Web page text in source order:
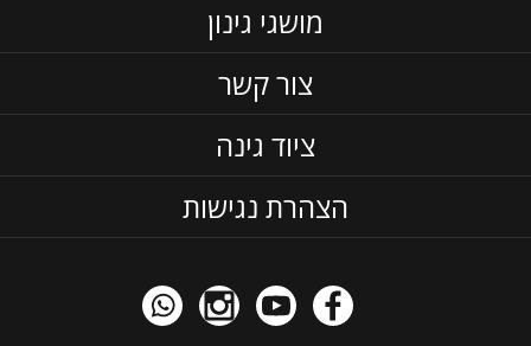
מושגי גינון
צור קשר
ציוד גינה
הצהרת נגישות